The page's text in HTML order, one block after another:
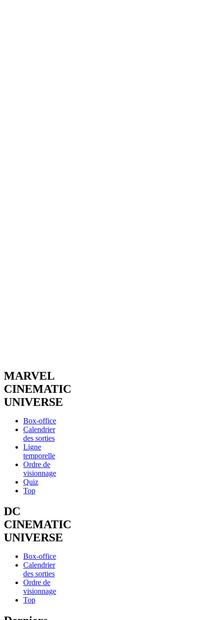
MARVEL
CINEMATIC
UNIVERSE
Box-office
Calendrier
des sorties
Ligne
temporelle
Ordre de
visionnage
Quiz
Top
DC
CINEMATIC
UNIVERSE
Box-office
Calendrier
des sorties
Ordre de
visionnage
Top